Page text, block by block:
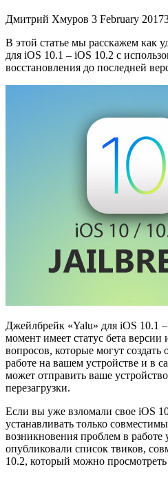
Дмитрий Хмуров 3 February 2017
В этой статье мы расскажем как
для iOS 10.1 – iOS 10.2 с
восстановления до последней
Джейлбрейк «Yalu» для iOS 10.1
момент имеет статус бета
вопросов, которые могут
работе на вашем устройстве и в
может отправить ваше
перезагрузки.
Если вы уже взломали свое iOS
устанавливать только
возникновения проблем в
опубликовали список твиков,
10.2, который можно просмотреть